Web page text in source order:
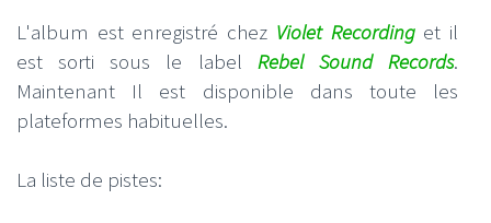
L'album est enregistré chez Violet Recordinget il
est sorti sous le label Rebel Sound Records.
Maintenant Il est disponible dans toute les
plateformes habituelles.
La liste de pistes: